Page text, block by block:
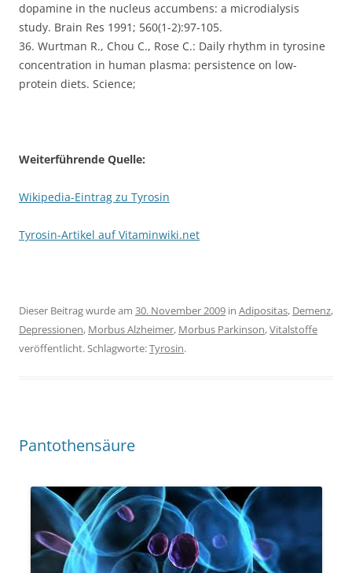
dopamine in the nucleus accumbens: a microdialysis
study. Brain Res 1991; 560(1-2):97-105.
36. Wurtman R., Chou C., Rose C.: Daily rhythm in tyrosine
concentration in human plasma: persistence on low-
protein diets. Science;
Weiterführende Quelle:
Wikipedia-Eintrag zu Tyrosin
Tyrosin-Artikel auf Vitaminwiki.net
Dieser Beitrag wurde am 30. November 2009 in Adipositas, Demenz,
Depressionen, Morbus Alzheimer, Morbus Parkinson,Vitalstoffe
veröffentlicht. Schlagworte:Tyrosin.
Pantothensäure